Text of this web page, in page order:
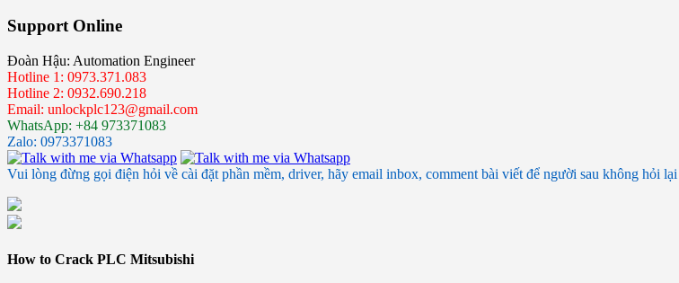
Support Online
Đoàn Hậu: Automation Engineer
Hotline 1: 0973.371.083
Hotline 2: 0932.690.218
Email: unlockplc123@gmail.com
WhatsApp: +84 973371083
Zalo: 0973371083
Vui lòng đừng gọi điện hỏi về cài đặt phần mềm, driver, hãy email inbox, comment bài viết để người sau không hỏi
How to Crack PLC Mitsubishi